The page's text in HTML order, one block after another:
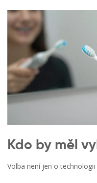
Kdo by měl
Volba není jen o